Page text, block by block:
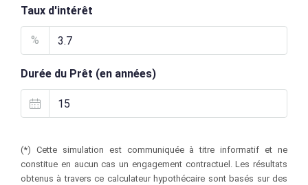
Taux d'intérêt
%
Durée du Prêt (en années)
(*) Cette simulation est communiquée à titre informatif et ne
constitue en aucun cas un engagement contractuel. Les résultats
obtenus à travers ce calculateur hypothécaire sont basés sur des